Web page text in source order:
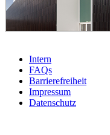
Intern
FAQs
Barrierefreiheit
Impressum
Datenschutz